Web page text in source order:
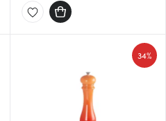
34%